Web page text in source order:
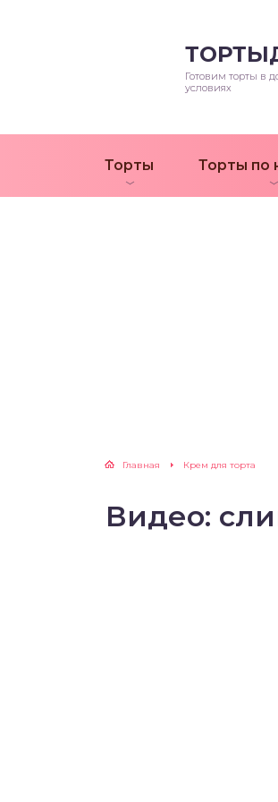
Готовим торты в
условиях
Торты Торты по
Главная Крем для торта
Видео: